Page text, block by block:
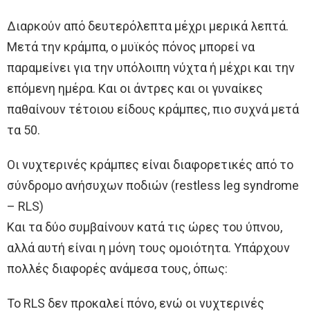
Διαρκούν από δευτερόλεπτα μέχρι μερικά λεπτά.
Μετά την κράμπα, ο μυϊκός πόνος μπορεί να
παραμείνει για την υπόλοιπη νύχτα ή μέχρι και την
επόμενη ημέρα. Και οι άντρες και οι γυναίκες
παθαίνουν τέτοιου είδους κράμπες, πιο συχνά μετά
τα 50.
Οι νυχτερινές κράμπες είναι διαφορετικές από το
σύνδρομο ανήσυχων ποδιών (restless leg syndrome
– RLS)
Και τα δύο συμβαίνουν κατά τις ώρες του ύπνου,
αλλά αυτή είναι η μόνη τους ομοιότητα. Υπάρχουν
πολλές διαφορές ανάμεσα τους, όπως:
Το RLS δεν προκαλεί πόνο, ενώ οι νυχτερινές